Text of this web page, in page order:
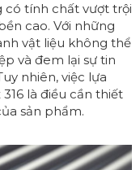
có tính chất vượt trội
cao. Với những
vật liệu không thể
và đem lại sự tin
nhiên, việc lựa
là điều cần thiết
sản phẩm.